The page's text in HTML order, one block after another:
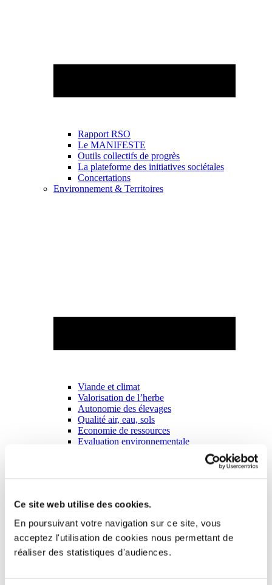
Ce site web utilise des cookies.
En poursuivant votre navigation sur ce site, vous
acceptez l'utilisation de cookies nous permettant de
réaliser des statistiques d'audiences.
Rapport RSO
Le MANIFESTE
Outils collectifs de progrès
La plateforme des initiatives sociétales
Concertations
Environnement & Territoires
Viande et climat
Valorisation de l’herbe
Autonomie des élevages
Qualité air, eau, sols
Economie de ressources
Evaluation environnementale
Bien-être, Protection et Santé des animaux